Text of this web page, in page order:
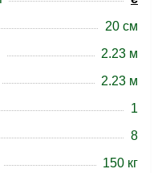
20 см
2.23 м
2.23 м
1
8
150 кг